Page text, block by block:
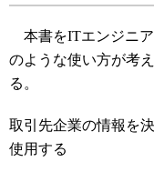
本書をITエンジニ
のような使い方が考
る。
取引先企業の情報を
使用する